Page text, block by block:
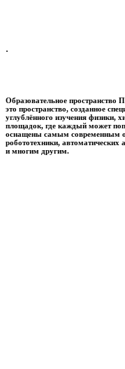
.
Образовательное пространство
это пространство, созданное
углублённого изучения физики,
площадок, где каждый может
оснащены самым современным
робототехники, автоматических
и многим другим.